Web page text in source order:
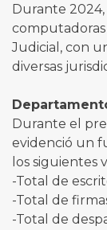
Durante 2024,
Judicial, con
diversas
Durante el
evidenció un
los siguientes
-Total de
-Total de
-Total de